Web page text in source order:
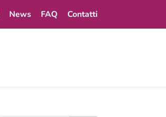
News FAQ Contatti